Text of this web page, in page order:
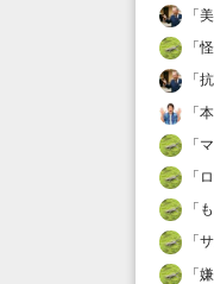
「
「
「
「
「
「
「
「
「